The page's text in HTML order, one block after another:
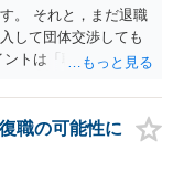
されます。 また、労
、労働基準監督署が
のため、未払い賃金
できないという実情
表明しているのであ
訟などの方法に切り
す（とろうとされて
に思われます）。 一
士に直接相談されて
。 それと，まだ退職
して団体交渉しても
トは「職場復帰の労
すると相談窓口が出
。
職の可能性に